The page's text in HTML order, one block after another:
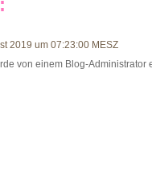
2019 um 07:23:00 MESZ
von einem Blog-Administrator